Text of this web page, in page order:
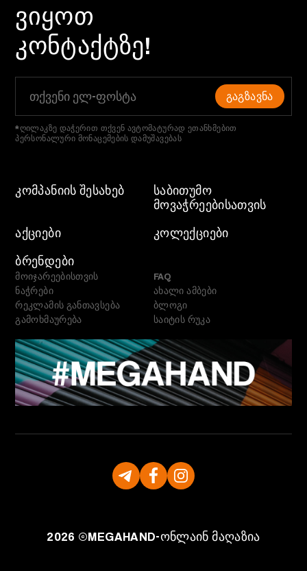
ᲕᲘᲧᲝᲗ
ᲙᲝᲜᲢᲐᲥᲢᲖᲔ!
ᲒᲐᲒᲖᲐᲕᲜᲐ
*ღილაკზე დაჭერით თქვენ ავტომატურად ეთანხმებით
პერსონალური მონაცემების დამუშავებას
ᲙᲝᲛᲞᲐᲜᲘᲘᲡ ᲨᲔᲡᲐᲮᲔᲑ
ᲡᲐᲑᲘᲗᲣᲛᲝ
ᲛᲝᲕᲐᲭᲠᲔᲔᲑᲘᲡᲐᲗᲕᲘᲡ
ᲐᲥᲪᲘᲔᲑᲘ
ᲙᲝᲚᲔᲥᲪᲘᲔᲑᲘ
ᲑᲠᲔᲜᲓᲔᲑᲘ
მოიჯარეებისთვის
ნაჭრები
რეკლამის განთავსება
გამოხმაურება
FAQ
ახალი ამბები
ბლოგი
საიტის რუკა
2026 ©MEGAHAND-ონლაინ მაღაზია